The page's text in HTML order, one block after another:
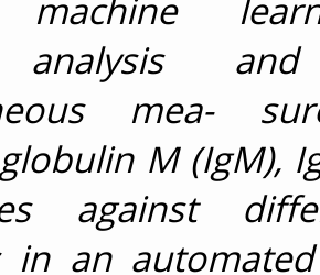
analysis and
mea-
M (IgM),
against
in an